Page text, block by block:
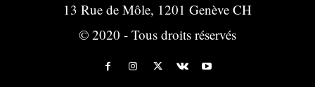
13 Rue de Môle, 1201 Genève CH
© 2020 - Tous droits réservés